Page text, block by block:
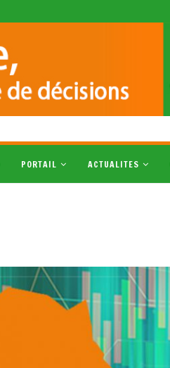
PORTAIL ACTUALITES